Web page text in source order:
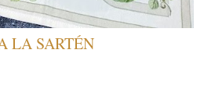
LA SARTÉN